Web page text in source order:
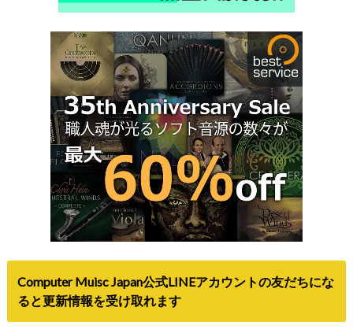
Computer Muisc Japan公式LINEアカウントの友だちにな